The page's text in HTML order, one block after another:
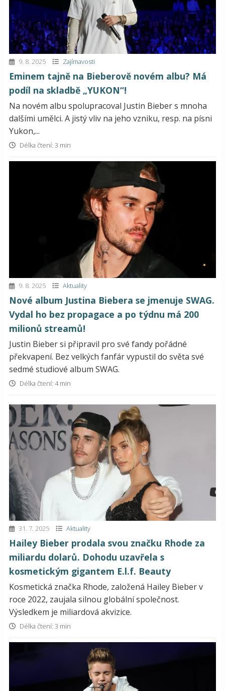
9. 8. 2025 Zajímavosti
Eminem tajně na Bieberově novém albu? Má
podíl na skladbě „YUKON“!
Na novém albu spolupracoval Justin Bieber s mnoha
dalšími umělci. A jistý vliv na jeho vzniku, resp. na písni
Yukon,...
Délka čtení: 3 min
9. 8. 2025 Aktuality
Nové album Justina Biebera se jmenuje SWAG.
Vydal ho bez propagace a po týdnu má 200
milionů streamů!
Justin Bieber si připravil pro své fandy pořádné
překvapení. Bez velkých fanfár vypustil do světa své
sedmé studiové album SWAG.
Délka čtení: 4 min
31. 7. 2025 Aktuality
Hailey Bieber prodala svou značku Rhode za
miliardu dolarů. Dohodu uzavřela s
kosmetickým gigantem E.l.f. Beauty
Kosmetická značka Rhode, založená Hailey Bieber v
roce 2022, zaujala silnou globální společnost.
Výsledkem je miliardová akvizice.
Délka čtení: 3 min